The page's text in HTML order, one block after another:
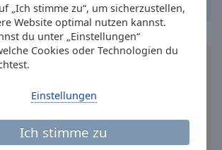
„Ich stimme zu“, um sicherzustellen,
Website optimal nutzen kannst.
du unter „Einstellungen“
Cookies oder Technologien du
Ich stimme zu
Einstellungen
Sie gratis
online an, wo Sie immer